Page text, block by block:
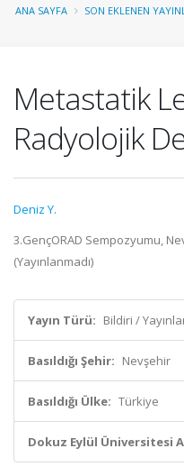
ANA SAYFA SON EKLENEN
Metastatik
Radyolojik
Deniz Y.
3.GençORAD Sempozyumu,
(Yayınlanmadı)
Yayın Türü: Bildiri /
Basıldığı Şehir: Nevşehir
Basıldığı Ülke: Türkiye
Dokuz Eylül Üniversitesi